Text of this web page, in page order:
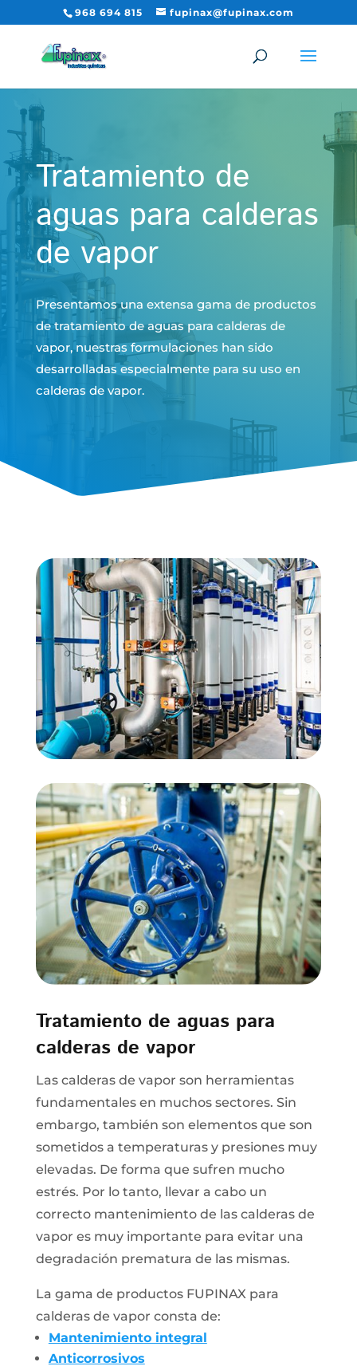
968 694 815 fupinax@fupinax.com
Tratamiento de
aguas para calderas
de vapor
Presentamos una extensa gama de productos
de tratamiento de aguas para calderas de
vapor, nuestras formulaciones han sido
desarrolladas especialmente para su uso en
calderas de vapor.
Tratamiento de aguas para
calderas de vapor
Las calderas de vapor son herramientas
fundamentales en muchos sectores. Sin
embargo, también son elementos que son
sometidos a temperaturas y presiones muy
elevadas. De forma que sufren mucho
estrés. Por lo tanto, llevar a cabo un
correcto mantenimiento de las calderas de
vapor es muy importante para evitar una
degradación prematura de las mismas.
La gama de productos FUPINAX para
calderas de vapor consta de:
Mantenimiento integral
Anticorrosivos